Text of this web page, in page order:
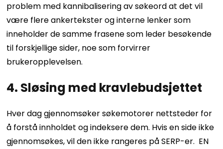
problem med kannibalisering av søkeord at det vil
være flere ankertekster og interne lenker som
inneholder de samme frasene som leder besøkende
til forskjellige sider, noe som forvirrer
brukeropplevelsen.
4. Sløsing med kravlebudsjettet
Hver dag gjennomsøker søkemotorer nettsteder for
å forstå innholdet og indeksere dem. Hvis en side ikke
gjennomsøkes, vil den ikke rangeres på SERP-er. EN